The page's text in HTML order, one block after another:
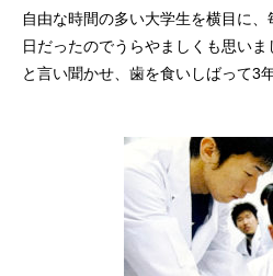
自由な時間の多い大学生を横目に
日だったのでうらやましくも思い
と言い聞かせ、歯を食いしばって3